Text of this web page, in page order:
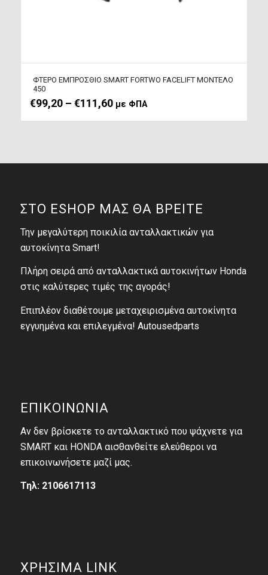
ΦΤΕΡO ΕΜΠΡΟΣΘΙΟ SMART FORTWO FACELIFT ΜΟΝΤΕΛΟ
450
€99,20 – €111,60 με ΦΠΑ
ΣΤΟ ESHOP ΜΑΣ ΘΑ ΒΡΕΙΤΕ
Την μεγαλύτερη ποικιλία ανταλλακτικών για
αυτοκίνητα Smart!
Πλήρη σειρά από ανταλλακτικά αυτοκινήτων Honda
στις καλύτερες τιμές της αγοράς!
Επιπλέον διαθέτουμε μεταχειρισμένα αυτοκίνητα
εγγυημένα και επιλεγμένα! Autousedparts
ΕΠΙΚΟΙΝΩΝΙΑ
Αν δεν βρίσκετε το ανταλλακτικό που ψάχνετε για
SMART και HONDA αισθανθείτε ελεύθεροι να
επικοινωνήσετε μαζί μας.
Τηλ: 2106617113
ΧΡΗΣΙΜΑ LINK